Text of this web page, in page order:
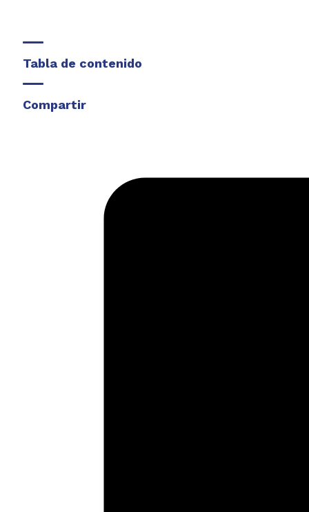
Tabla de contenido
Compartir